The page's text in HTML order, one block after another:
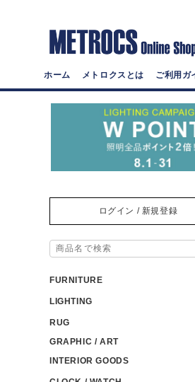
ホーム メトロクスとは ご利用ガ
ログイン / 新規登録
FURNITURE
LIGHTING
RUG
GRAPHIC / ART
INTERIOR GOODS